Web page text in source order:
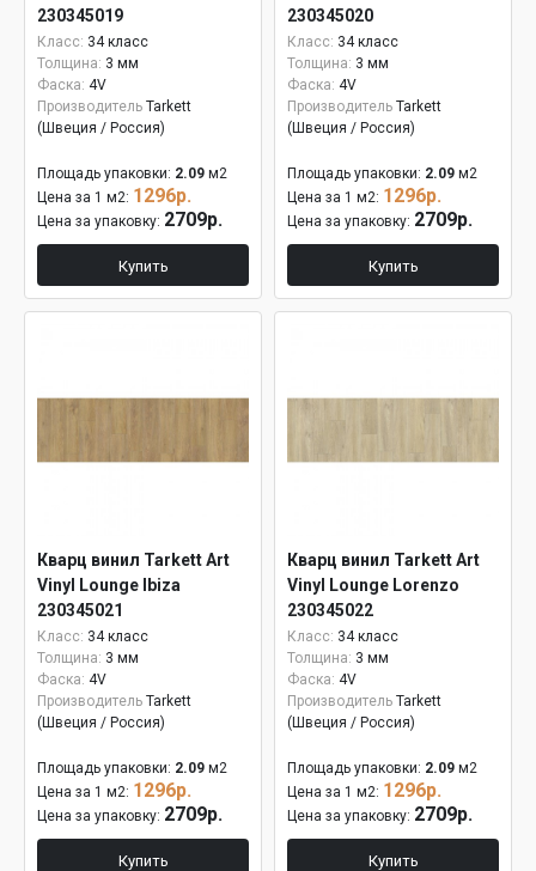
230345019
Класс: 34 класс
Толщина: 3 мм
Фаска: 4V
Производитель Tarkett
(Швеция / Россия)
Площадь упаковки: 2.09 м2
Цена за 1 м2: 1296р.
Цена за упаковку: 2709р.
Купить
230345020
Класс: 34 класс
Толщина: 3 мм
Фаска: 4V
Производитель Tarkett
(Швеция / Россия)
Площадь упаковки: 2.09 м2
Цена за 1 м2: 1296р.
Цена за упаковку: 2709р.
Купить
Кварц винил Tarkett Art
Vinyl Lounge Ibiza
230345021
Класс: 34 класс
Толщина: 3 мм
Фаска: 4V
Производитель Tarkett
(Швеция / Россия)
Площадь упаковки: 2.09 м2
Цена за 1 м2: 1296р.
Цена за упаковку: 2709р.
Купить
Кварц винил Tarkett Art
Vinyl Lounge Lorenzo
230345022
Класс: 34 класс
Толщина: 3 мм
Фаска: 4V
Производитель Tarkett
(Швеция / Россия)
Площадь упаковки: 2.09 м2
Цена за 1 м2: 1296р.
Цена за упаковку: 2709р.
Купить